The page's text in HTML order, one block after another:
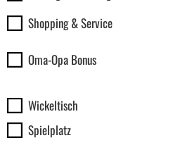
Shopping & Service
Oma-Opa Bonus
Ausstattung
Wickeltisch
Spielplatz